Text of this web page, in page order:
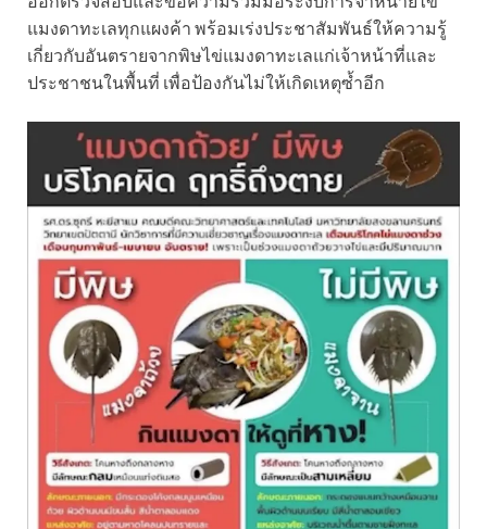
แมงดาทะเลทุกแผงค้า พร้อมเร่งประชาสัมพันธ์ให้ความรู้
เกี่ยวกับอันตรายจากพิษไข่แมงดาทะเลแก่เจ้าหน้าที่และ
ประชาชนในพื้นที่ เพื่อป้องกันไม่ให้เกิดเหตุซ้ำอีก